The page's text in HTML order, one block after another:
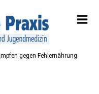
gegen Fehlernährung